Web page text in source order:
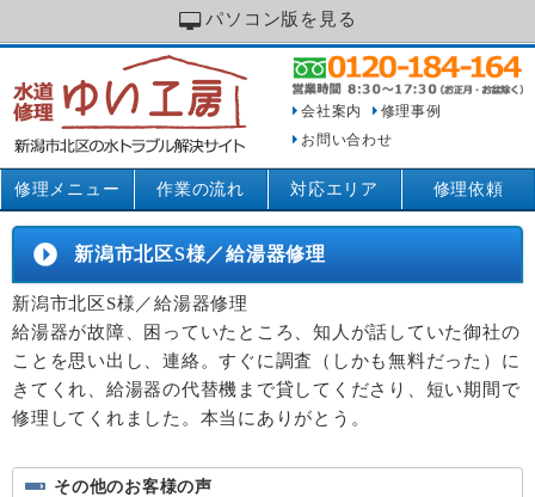
パソコン版を見る
会社案内
修理事例
お問い合わせ
修理メニュー 作業の流れ 対応エリア 修理依頼
新潟市北区S様／給湯器修理
新潟市北区S様／給湯器修理
給湯器が故障、困っていたところ、知人が話していた御社の
ことを思い出し、連絡。すぐに調査（しかも無料だった）に
きてくれ、給湯器の代替機まで貸してくださり、短い期間で
修理してくれました。本当にありがとう。
その他のお客様の声